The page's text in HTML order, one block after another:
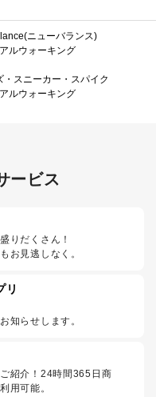
ニューバランス)
ルウォーキング
・スニーカー・スパイク
ルウォーキング
ービス
りだくさん！
お見逃しなく。
リ
知らせします。
紹介！24時間365日商
用可能。